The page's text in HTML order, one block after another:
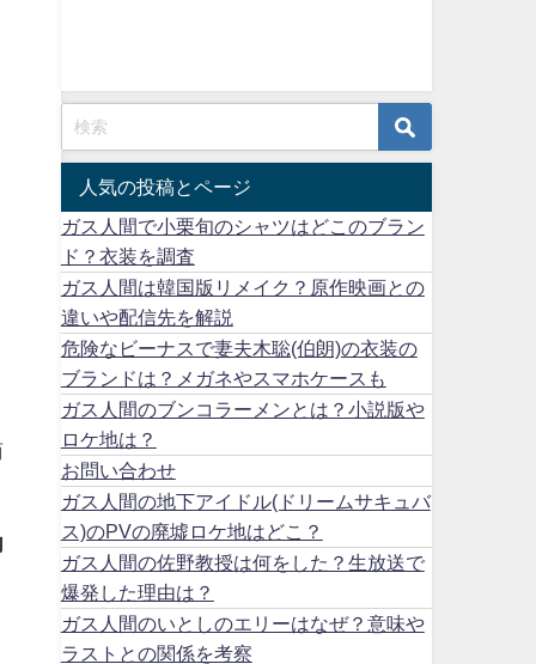
人気の投稿とページ
ガス人間で小栗旬のシャツはどこのブラン
ド？衣装を調査
ガス人間は韓国版リメイク？原作映画との
違いや配信先を解説
危険なビーナスで妻夫木聡(伯朗)の衣装の
ブランドは？メガネやスマホケースも
ガス人間のブンコラーメンとは？小説版や
ロケ地は？
お問い合わせ
ガス人間の地下アイドル(ドリームサキュバ
ス)のPVの廃墟ロケ地はどこ？
ガス人間の佐野教授は何をした？生放送で
爆発した理由は？
ガス人間のいとしのエリーはなぜ？意味や
ラストとの関係を考察